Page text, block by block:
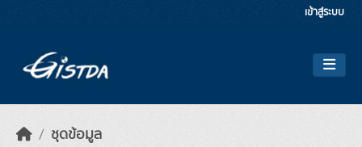
เข้าสู่ระบบ
ชุดข้อมูล